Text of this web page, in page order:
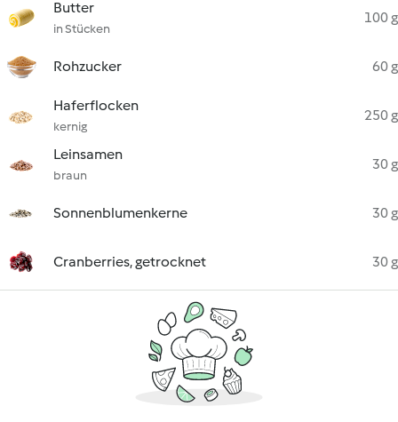
Butter
in Stücken
100 g
Rohzucker 60 g
Haferflocken
kernig
250 g
Leinsamen
braun
30 g
Sonnenblumenkerne 30 g
Cranberries, getrocknet 30 g